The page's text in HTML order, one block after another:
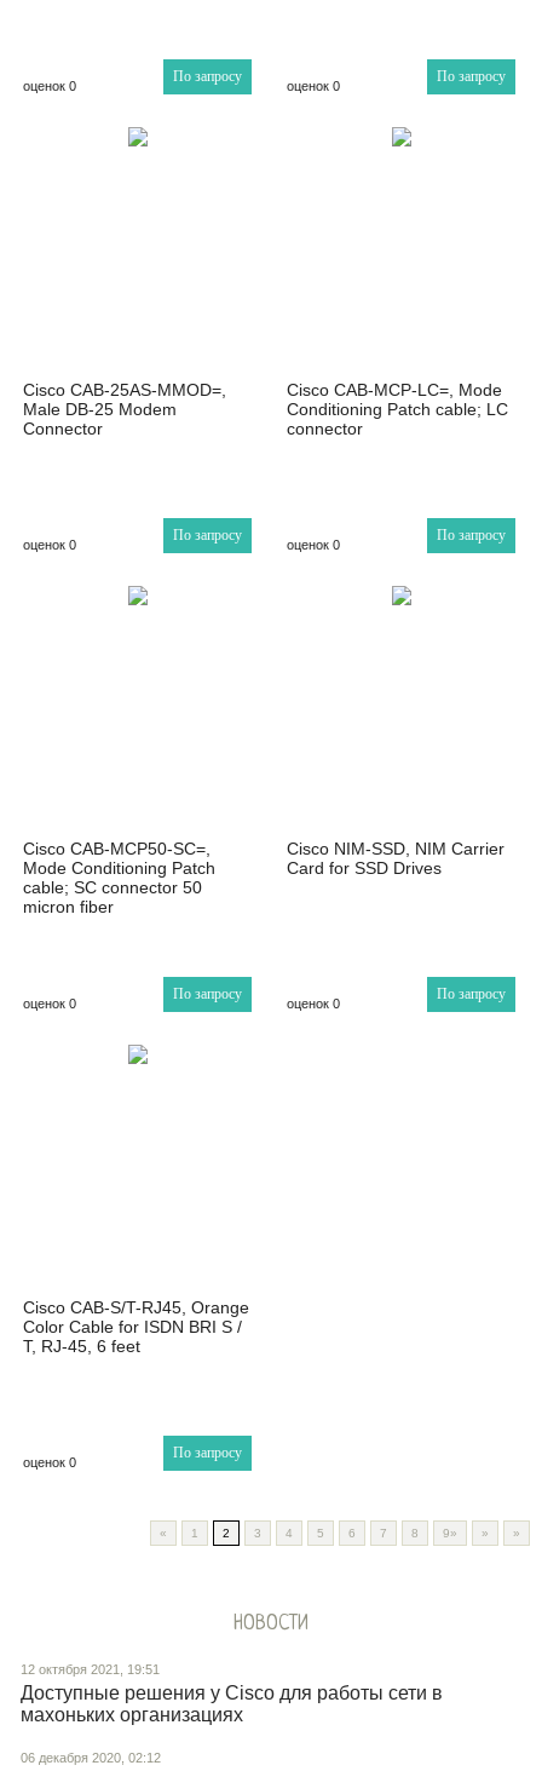
По запросу
оценок 0
По запросу
оценок 0
Cisco CAB-25AS-MMOD=,
Male DB-25 Modem
Connector
По запросу
оценок 0
Cisco CAB-MCP-LC=, Mode
Conditioning Patch cable; LC
connector
По запросу
оценок 0
Cisco CAB-MCP50-SC=,
Mode Conditioning Patch
cable; SC connector 50
micron fiber
По запросу
оценок 0
Cisco NIM-SSD, NIM Carrier
Card for SSD Drives
По запросу
оценок 0
Cisco CAB-S/T-RJ45, Orange
Color Cable for ISDN BRI S /
T, RJ-45, 6 feet
По запросу
оценок 0
« 1 2 3 4 5 6 7 8 9» » »
НОВОСТИ
12 октября 2021, 19:51
Доступные решения у Cisco для работы сети в
махоньких организациях
06 декабря 2020, 02:12